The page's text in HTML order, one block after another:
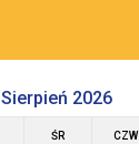
Sierpień 2026
ŚR CZW